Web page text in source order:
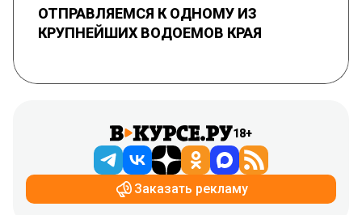
ОТПРАВЛЯЕМСЯ К ОДНОМУ ИЗ
КРУПНЕЙШИХ ВОДОЕМОВ КРАЯ
18+
Заказать рекламу